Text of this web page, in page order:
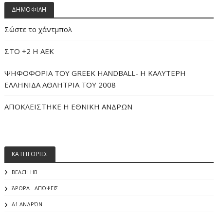
ΔΗΜΟΦΙΛΗ
Σώστε το χάντμπολ
ΣΤΟ +2 Η ΑΕΚ
ΨΗΦΟΦΟΡΙΑ ΤΟΥ GREEK HANDBALL- H ΚΑΛΥΤΕΡΗ
ΕΛΛΗΝΙΔΑ ΑΘΛΗΤΡΙΑ ΤΟΥ 2008
ΑΠΟΚΛΕΙΣΤΗΚΕ Η ΕΘΝΙΚΗ ΑΝΔΡΩΝ
ΚΑΤΗΓΟΡΙΕΣ
BEACH HB
ΆΡΘΡΑ - ΑΠΌΨΕΙΣ
Α1 ΑΝΔΡΏΝ